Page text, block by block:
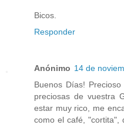
Bicos.
Responder
Anónimo 14 de
Buenos Días!
preciosas de vuestra
estar muy rico, me
como el café, "cortita",